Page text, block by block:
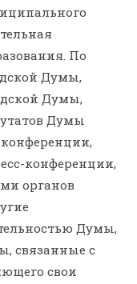
По
Думы,
Думы,
Думы
конференции,
органов
Думы,
связанные с
свои